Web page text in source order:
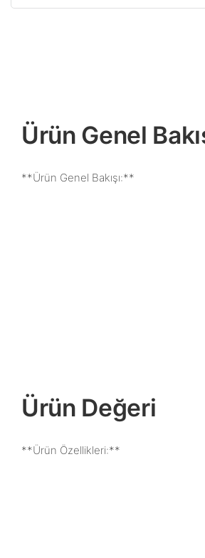
Ürün Genel
**Ürün Genel Bakışı:**
Ürün Değeri
**Ürün Özellikleri:**